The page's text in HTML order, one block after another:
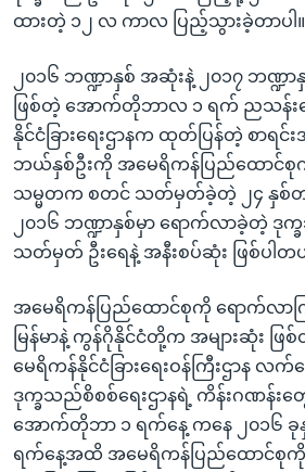
ထားတဲ့ ၁၂ လ ကာလ ပြည့်သွားခဲ့တာပါ။
၂၀၁၆ ဘဏ္ဍာနှစ် အဆုံးနဲ့ ၂၀၁၇ ဘဏ္ဍ
ဖြစ်တဲ့ အောက်တိုဘာလ ၁ ရက် ညသန်း
နိုင်ငံခြားရေးဌာနက ထုတ်ပြန်တဲ့ စာရ
ဘယ်နှစ်ဦးကို အမေရိကန်ပြည်ထော
သမ္မတက စတင် သတ်မှတ်ခဲ့တဲ့ ၂၄ နှစ်
၂၀၁၆ ဘဏ္ဍာနှစ်မှာ ရောက်လာခဲ့တဲ့
သတ်မှတ် ဦးရေနဲ့ အနီးစပ်ဆုံး ဖြစ်ပါတ
အမေရိကန်ပြည်ထောင်စုကို ရောက်လ
မြန်မာနဲ့ ကွန်ဂိုနိုင်ငံတို့က အများဆုံး
မေရိကန်နိုင်ငံခြားရေးဝန်ကြီးဌာန လ
ဒုက္ခသည်စိစစ်ရေးဌာနရဲ့ ကိန်းဂဏန်းတွ
အောက်တိုဘာ ၁ ရက်နေ့ ကနေ ၂၀၁၆
ရက်နေ့အထိ အမေရိကန်ပြည်ထောင်စုကို